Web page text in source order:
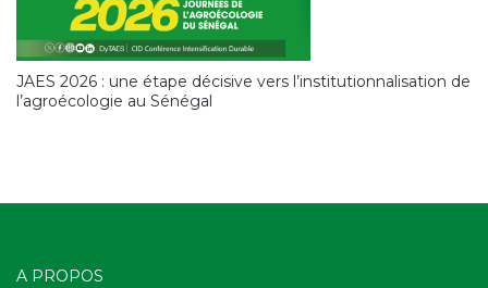
JAES 2026 : une étape décisive vers l’institutionnalisation de
l’agroécologie au Sénégal
A PROPOS